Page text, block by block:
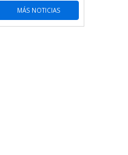
MÁS NOTICIAS